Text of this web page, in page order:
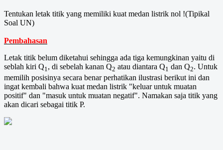
Tentukan letak titik yang memiliki kuat medan listrik nol !(Tipikal
Soal UN)
Pembahasan
Letak titik belum diketahui sehingga ada tiga kemungkinan yaitu di
seblah kiri Q1, di sebelah kanan Q2 atau diantara Q1 dan Q2. Untuk
memilih posisinya secara benar perhatikan ilustrasi berikut ini dan
ingat kembali bahwa kuat medan listrik "keluar untuk muatan
positif" dan "masuk untuk muatan negatif". Namakan saja titik yang
akan dicari sebagai titik P.